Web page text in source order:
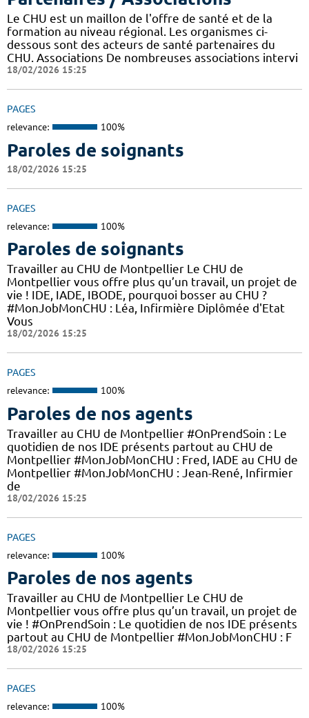
Le CHU est un maillon de l'offre de santé et de la
formation au niveau régional. Les organismes ci-
dessous sont des acteurs de santé partenaires du
CHU. Associations De nombreuses associations intervi
18/02/2026 15:25
PAGES
relevance: 100%
Paroles de soignants
18/02/2026 15:25
PAGES
relevance: 100%
Paroles de soignants
Travailler au CHU de Montpellier Le CHU de
Montpellier vous offre plus qu’un travail, un projet de
vie ! IDE, IADE, IBODE, pourquoi bosser au CHU ?
#MonJobMonCHU : Léa, Infirmière Diplômée d'Etat
Vous
18/02/2026 15:25
PAGES
relevance: 100%
Paroles de nos agents
Travailler au CHU de Montpellier #OnPrendSoin : Le
quotidien de nos IDE présents partout au CHU de
Montpellier #MonJobMonCHU : Fred, IADE au CHU de
Montpellier #MonJobMonCHU : Jean-René, Infirmier
de
18/02/2026 15:25
PAGES
relevance: 100%
Paroles de nos agents
Travailler au CHU de Montpellier Le CHU de
Montpellier vous offre plus qu’un travail, un projet de
vie ! #OnPrendSoin : Le quotidien de nos IDE présents
partout au CHU de Montpellier #MonJobMonCHU : F
18/02/2026 15:25
PAGES
relevance: 100%